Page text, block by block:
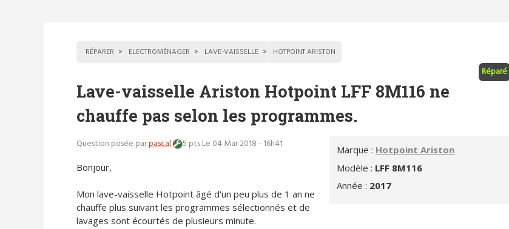
RÉPARER ELECTROMÉNAGER LAVE-VAISSELLE HOTPOINT ARISTON
Réparé
Lave-vaisselle Ariston Hotpoint LFF 8M116 ne
chauffe pas selon les programmes.
Marque : Hotpoint Ariston
Modèle : LFF 8M116
Année : 2017
Question posée parpascal 5 ptsLe 04 Mar 2018 - 16h41
Bonjour,
Mon lave-vaisselle Hotpoint âgé d'un peu plus de 1 an ne
chauffe plus suivant les programmes sélectionnés et de
lavages sont écourtés de plusieurs minute.